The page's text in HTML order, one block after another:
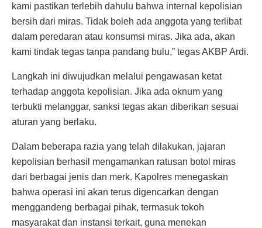
kami pastikan terlebih dahulu bahwa internal kepolisian
bersih dari miras. Tidak boleh ada anggota yang terlibat
dalam peredaran atau konsumsi miras. Jika ada, akan
kami tindak tegas tanpa pandang bulu,” tegas AKBP Ardi.
Langkah ini diwujudkan melalui pengawasan ketat
terhadap anggota kepolisian. Jika ada oknum yang
terbukti melanggar, sanksi tegas akan diberikan sesuai
aturan yang berlaku.
Dalam beberapa razia yang telah dilakukan, jajaran
kepolisian berhasil mengamankan ratusan botol miras
dari berbagai jenis dan merk. Kapolres menegaskan
bahwa operasi ini akan terus digencarkan dengan
menggandeng berbagai pihak, termasuk tokoh
masyarakat dan instansi terkait, guna menekan